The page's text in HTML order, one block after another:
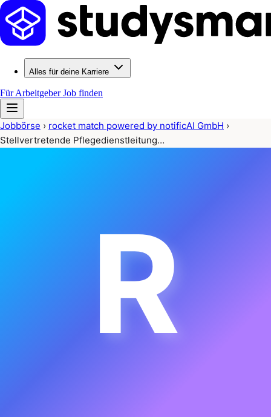
Alles für deine Karriere
Für ArbeitgeberJob finden
Jobbörse › rocket match powered by notificAI GmbH ›
Stellvertretende Pflegedienstleitung…
R